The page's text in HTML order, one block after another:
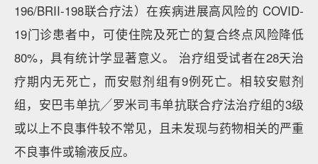
196/BRII-198联合疗法）在疾病进展高风险的 COVID-
19门诊患者中，可使住院及死亡的复合终点风险降低
80%，具有统计学显著意义。 治疗组受试者在28天治
疗期内无死亡，而安慰剂组有9例死亡。相较安慰剂
组，安巴韦单抗╱罗米司韦单抗联合疗法治疗组的3级
或以上不良事件较不常见，且未发现与药物相关的严重
不良事件或输液反应。